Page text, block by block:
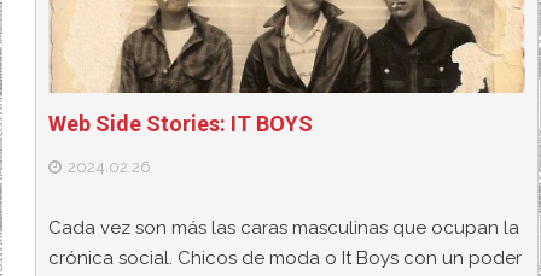
Web Side Stories: IT BOYS
2024.02.26
Cada vez son más las caras masculinas que ocupan la
crónica social. Chicos de moda o It Boys con un poder